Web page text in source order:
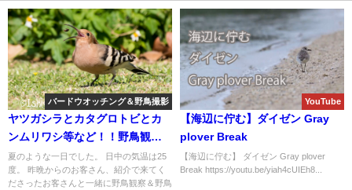
バードウオッチング＆野鳥撮影
ヤツガシラとカタグロトビとカ
ンムリワシ等など！！野鳥観察
＆野鳥撮影ガイド。
夏のような一日でした。 日中の気温は25
度。 昨晩からのお客さん、紹介で来てく
ださったお客さんと一緒に野鳥観察＆野鳥
YouTube
【海辺に佇む】ダイゼン Gray
plover Break
【海辺に佇む】 ダイゼン Gray plover
Break https://youtu.be/yiah4cUIEh8...